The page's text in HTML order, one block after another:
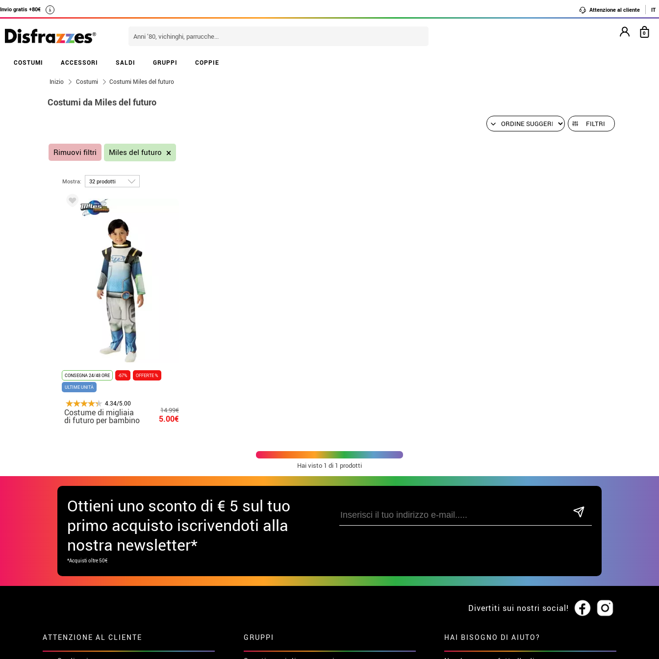
Invio gratis +80€ i Attenzione al cliente IT
COSTUMI ACCESSORI SALDI GRUPPI COPPIE
0
Inizio Costumi Costumi Miles del futuro
Costumi da Miles del futuro
FILTRI
Rimuovi filtri Miles del futuro
Mostra:
CONSEGNA 24/48 ORE -67%
OFFERTE %
ULTIME UNITÀ
4.34/5.00
Costume di migliaia
di futuro per bambino
14.99€
5.00€
Hai visto 1 di 1 prodotti
Ottieni uno sconto di € 5 sul tuo
primo acquisto iscrivendoti alla
nostra newsletter*
*Acquisti oltre 50€
Divertiti sui nostri social!
ATTENZIONE AL CLIENTE GRUPPI HAI BISOGNO DI AIUTO?